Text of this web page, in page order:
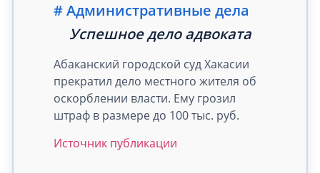
интернета).
Административные дела
Успешное дело адвоката
Абаканский городской суд Хакасии
прекратил дело местного жителя об
оскорблении власти. Ему грозил
штраф в размере до 100 тыс. руб.
Источник публикации